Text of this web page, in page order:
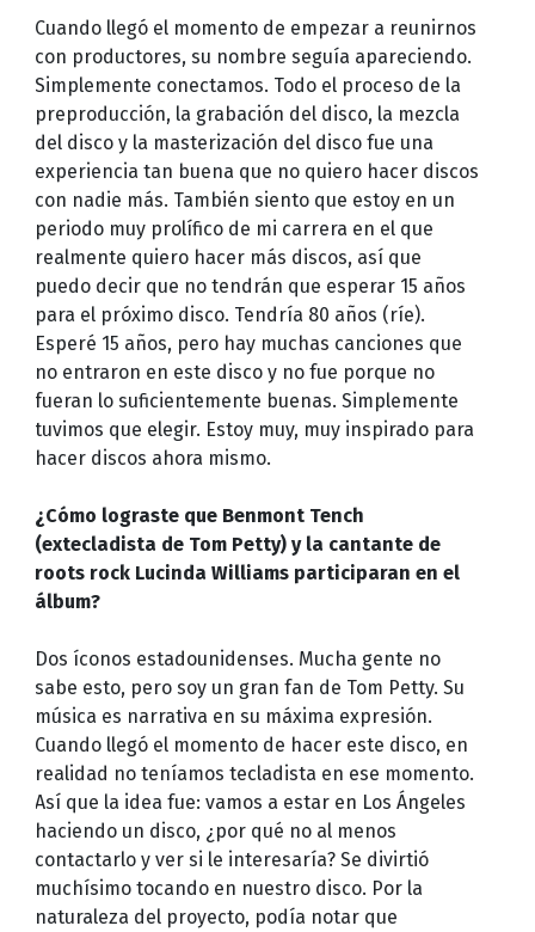
Cuando llegó el momento de empezar a reunirnos
con productores, su nombre seguía apareciendo.
Simplemente conectamos. Todo el proceso de la
preproducción, la grabación del disco, la mezcla
del disco y la masterización del disco fue una
experiencia tan buena que no quiero hacer discos
con nadie más. También siento que estoy en un
periodo muy prolífico de mi carrera en el que
realmente quiero hacer más discos, así que
puedo decir que no tendrán que esperar 15 años
para el próximo disco. Tendría 80 años (ríe).
Esperé 15 años, pero hay muchas canciones que
no entraron en este disco y no fue porque no
fueran lo suficientemente buenas. Simplemente
tuvimos que elegir. Estoy muy, muy inspirado para
hacer discos ahora mismo.
¿Cómo lograste que Benmont Tench
(extecladista de Tom Petty) y la cantante de
roots rock Lucinda Williams participaran en el
álbum?
Dos íconos estadounidenses. Mucha gente no
sabe esto, pero soy un gran fan de Tom Petty. Su
música es narrativa en su máxima expresión.
Cuando llegó el momento de hacer este disco, en
realidad no teníamos tecladista en ese momento.
Así que la idea fue: vamos a estar en Los Ángeles
haciendo un disco, ¿por qué no al menos
contactarlo y ver si le interesaría? Se divirtió
muchísimo tocando en nuestro disco. Por la
naturaleza del proyecto, podía notar que